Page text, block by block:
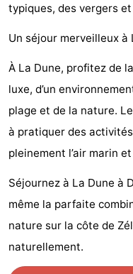
être
villes
Visites
guidées
Sports
-
Piscines
-
Équitation
-
Terrains
de
golf
-
Peche
Sportive
-
Equitation
Boire
typiques, des vergers
Un séjour merveilleux à
À La Dune, profitez de
luxe, d’un
plage et de la nature.
à pratiquer des
pleinement l’air marin
Séjournez à La Dune à
même la parfaite
nature sur la côte de
naturellement.